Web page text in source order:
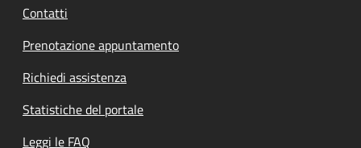
Contatti
Prenotazione appuntamento
Richiedi assistenza
Statistiche del portale
Leggi le FAQ